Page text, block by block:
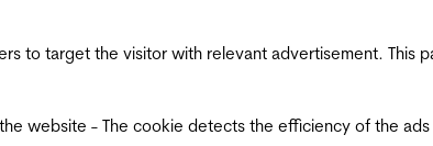
to target the visitor with relevant advertisement. This
website - The cookie detects the efficiency of the